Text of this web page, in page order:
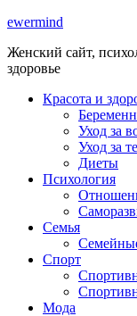
ewermind
Женский сайт,
здоровье
Красота и
Уход за
Уход за
Диеты
Психология
Семья
Спорт
Мода